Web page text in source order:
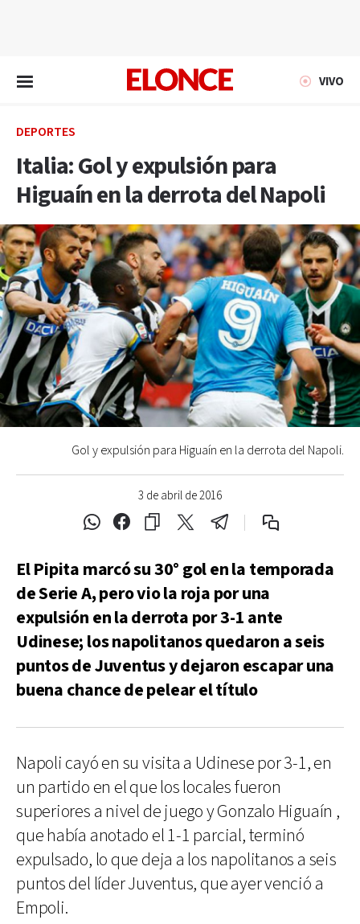
VIVO
DEPORTES
Italia: Gol y expulsión para
Higuaín en la derrota del Napoli
3 de abril de 2016
Gol y expulsión para Higuaín en la derrota del Napoli.
El Pipita marcó su 30° gol en la temporada
de Serie A, pero vio la roja por una
expulsión en la derrota por 3-1 ante
Udinese; los napolitanos quedaron a seis
puntos de Juventus y dejaron escapar una
buena chance de pelear el título
Napoli cayó en su visita a Udinese por 3-1, en
un partido en el que los locales fueron
superiores a nivel de juego y Gonzalo Higuaín ,
que había anotado el 1-1 parcial, terminó
expulsado, lo que deja a los napolitanos a seis
puntos del líder Juventus, que ayer venció a
Empoli.